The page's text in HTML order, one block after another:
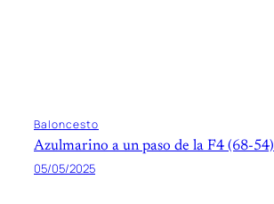
Baloncesto
Azulmarino a un paso de la F4 (68-54)
05/05/2025